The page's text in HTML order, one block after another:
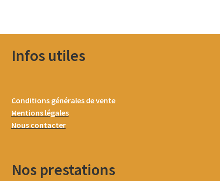
Infos utiles
Conditions générales de vente
Mentions légales
Nous contacter
Nos prestations